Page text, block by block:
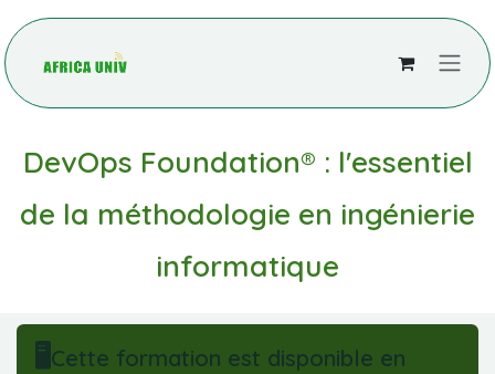
DevOps Foundation® : l'essentiel
de la méthodologie en ingénierie
informatique
🖥️ Cette formation est disponible en